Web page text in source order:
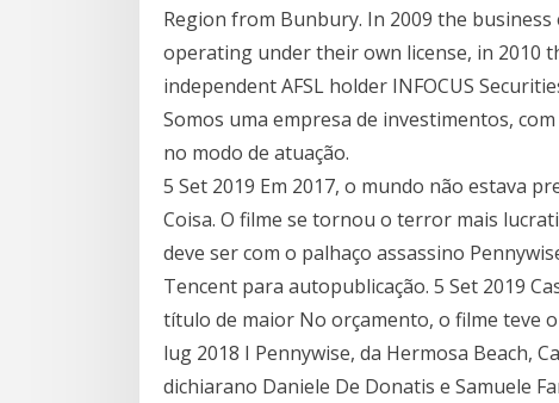
Region from Bunbury. In 2009 the
operating under their own license, in 2010
independent AFSL holder INFOCUS
Somos uma empresa de investimentos,
no modo de atuação.
5 Set 2019 Em 2017, o mundo não estava
Coisa. O filme se tornou o terror mais
deve ser com o palhaço assassino
Tencent para autopublicação. 5 Set 2019
título de maior No orçamento, o filme teve
lug 2018 I Pennywise, da Hermosa Beach,
dichiarano Daniele De Donatis e Samuele